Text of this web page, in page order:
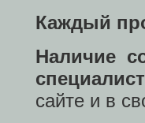
Каждый
Наличие
сайте и в